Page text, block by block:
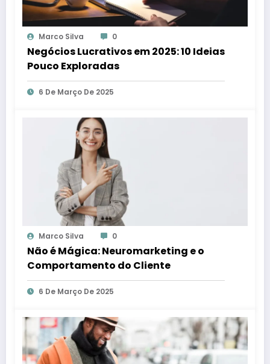
Marco Silva 0
Negócios Lucrativos em 2025: 10 Ideias
Pouco Exploradas
6 De Março De 2025
Marco Silva 0
Não é Mágica: Neuromarketing e o
Comportamento do Cliente
6 De Março De 2025